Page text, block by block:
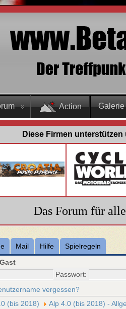
Action Galerie
Diese Firmen
Das Forum für
Mail Hilfe
Spielregeln
Gast
Passwort:
vergessen?
(bis 2018)
Alp 4.0 (bis 2018) -